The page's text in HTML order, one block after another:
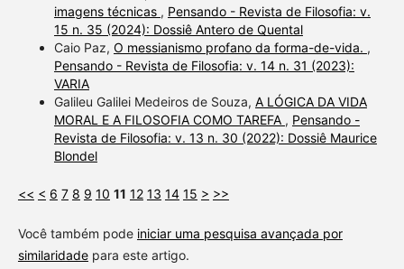
imagens técnicas , Pensando - Revista de Filosofia: v.
15 n. 35 (2024): Dossiê Antero de Quental
Caio Paz, O messianismo profano da forma-de-vida. ,
Pensando - Revista de Filosofia: v. 14 n. 31 (2023):
VARIA
Galileu Galilei Medeiros de Souza, A LÓGICA DA VIDA
MORAL E A FILOSOFIA COMO TAREFA , Pensando -
Revista de Filosofia: v. 13 n. 30 (2022): Dossiê Maurice
Blondel
<< < 6 7 8 9 10 11 12 13 14 15 > >>
Você também pode iniciar uma pesquisa avançada por
similaridadepara este artigo.